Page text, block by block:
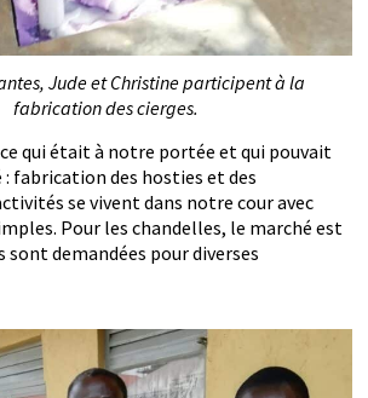
Jude et Christine participent à la
fabrication des cierges.
qui était à notre portée et qui pouvait
fabrication des hosties et des
se vivent dans notre cour avec
Pour les chandelles, le marché est
sont demandées pour diverses